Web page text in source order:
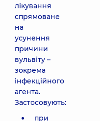
лікування
спрямоване
на
усунення
причини
вульвіту –
зокрема
інфекційного
агента.
Застосовують:
при